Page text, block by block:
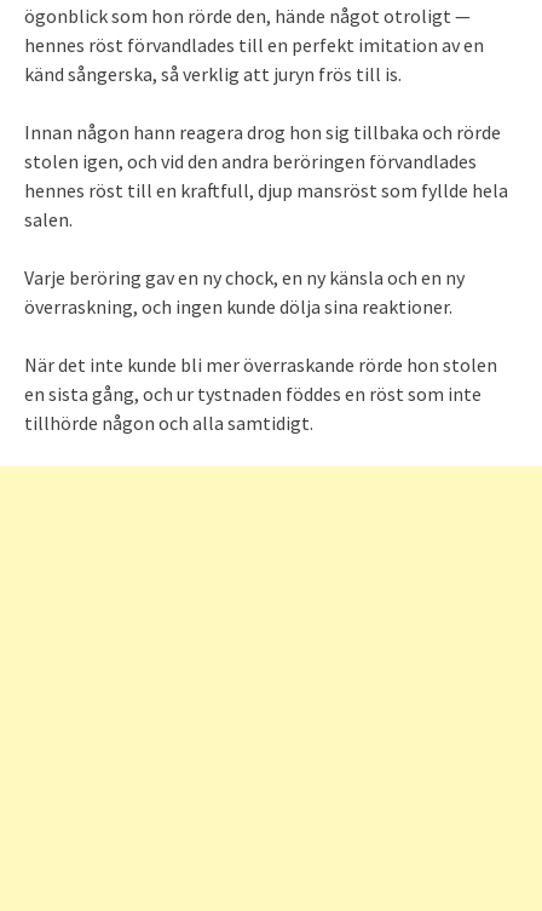
ögonblick som hon rörde den, hände något otroligt —
hennes röst förvandlades till en perfekt imitation av en
känd sångerska, så verklig att juryn frös till is.
Innan någon hann reagera drog hon sig tillbaka och rörde
stolen igen, och vid den andra beröringen förvandlades
hennes röst till en kraftfull, djup mansröst som fyllde hela
salen.
Varje beröring gav en ny chock, en ny känsla och en ny
överraskning, och ingen kunde dölja sina reaktioner.
När det inte kunde bli mer överraskande rörde hon stolen
en sista gång, och ur tystnaden föddes en röst som inte
tillhörde någon och alla samtidigt.